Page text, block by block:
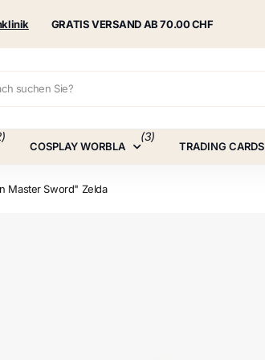
GRATIS VERSAND AB 70.00 CHF
COSPLAY WORBLA
(3)
TRADING CARDS
Master Sword" Zelda